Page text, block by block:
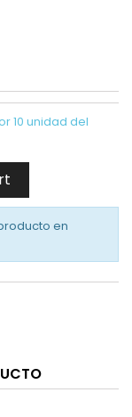
10 unidad del
en